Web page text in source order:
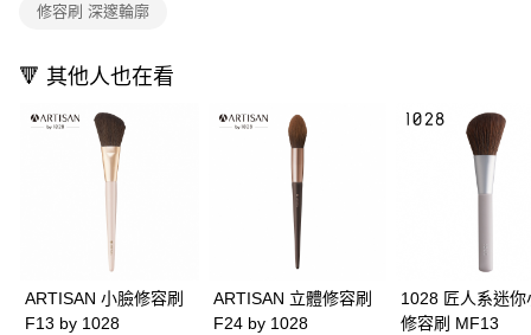
修容刷 深邃輪廓
🔻 其他人也在看
ARTISAN 小臉修容刷
F13 by 1028
ARTISAN 立體修容刷
F24 by 1028
1028 匠人系迷你
修容刷 MF13